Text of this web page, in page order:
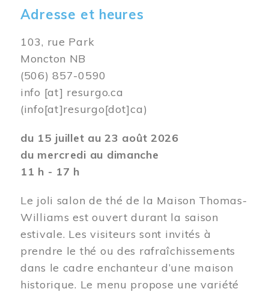
Adresse et heures
103, rue Park
Moncton NB
(506) 857-0590
info [at] resurgo.ca
(info[at]resurgo[dot]ca)
du 15 juillet au 23 août 2026
du mercredi au dimanche
11 h - 17 h
Le joli salon de thé de la Maison Thomas-
Williams est ouvert durant la saison
estivale. Les visiteurs sont invités à
prendre le thé ou des rafraîchissements
dans le cadre enchanteur d’une maison
historique. Le menu propose une variété